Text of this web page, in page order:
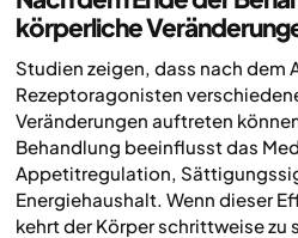
körperliche
Studien zeigen, dass nach dem
Rezeptoragonisten
Veränderungen auftreten
Behandlung beeinflusst das
Appetitregulation,
Energiehaushalt. Wenn dieser
kehrt der Körper schrittweise zu